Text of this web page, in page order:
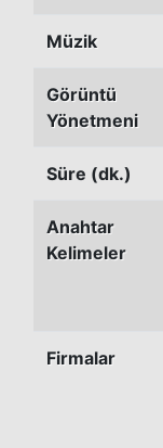
Müzik
Görüntü
Yönetmeni
Süre (dk.)
Anahtar
Kelimeler
Firmalar